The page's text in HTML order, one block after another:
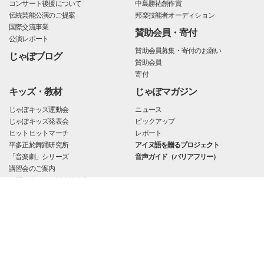
コンサート後援について
伝統芸能公演のご提案
国際交流事業
公演レポート
じゃぽブログ
中島勝祐創作賞
邦楽技能者オーディション
賛助会員・寄付
賛助会員募集・寄付のお願い
賛助会員
寄付
キッズ・教材
じゃぽキッズ運動会
じゃぽキッズ発表会
ヒットヒットマーチ
平多正於舞踊研究所
「音楽劇」シリーズ
講習会のご案内
じゃぽマガジン
ニュース
ピックアップ
レポート
アイヌ語を贈るプロジェクト
音声ガイド（バリアフリー）